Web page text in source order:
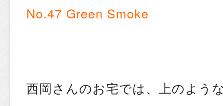
No.47 Green Smoke
西岡さんのお宅では、上のよう